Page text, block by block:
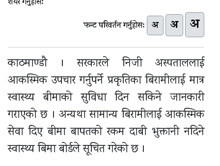
फन्ट परिवर्तन गर्नुहोस: अ अ अ
काठमाण्डाै । सरकारले निजी अस्पताललाई
आकस्मिक उपचार गर्नुपर्ने प्रकृतिका बिरामीलाई मात्र
स्वास्थ्य बीमाको सुविधा दिन सकिने जानकारी
गराएको छ । अन्यथा सामान्य बिरामीलाई आकस्मिक
सेवा दिए बीमा बापतको रकम दाबी भुक्तानी नदिने
स्वास्थ्य बिमा बोर्डले सूचित गरेको छ ।